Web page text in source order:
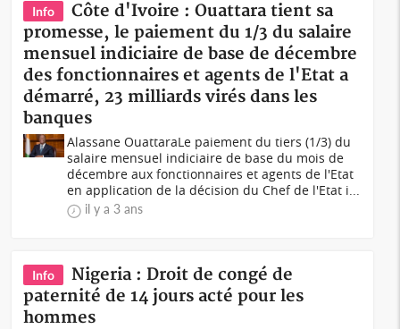
Info
Côte d'Ivoire : Ouattara tient sa
promesse, le paiement du 1/3 du salaire
mensuel indiciaire de base de décembre
des fonctionnaires et agents de l'Etat a
démarré, 23 milliards virés dans les
banques
Alassane OuattaraLe paiement du tiers (1/3) du
salaire mensuel indiciaire de base du mois de
décembre aux fonctionnaires et agents de l'Etat
en application de la décision du Chef de l'Etat i...
il y a 3 ans
Info
Nigeria : Droit de congé de
paternité de 14 jours acté pour les
hommes